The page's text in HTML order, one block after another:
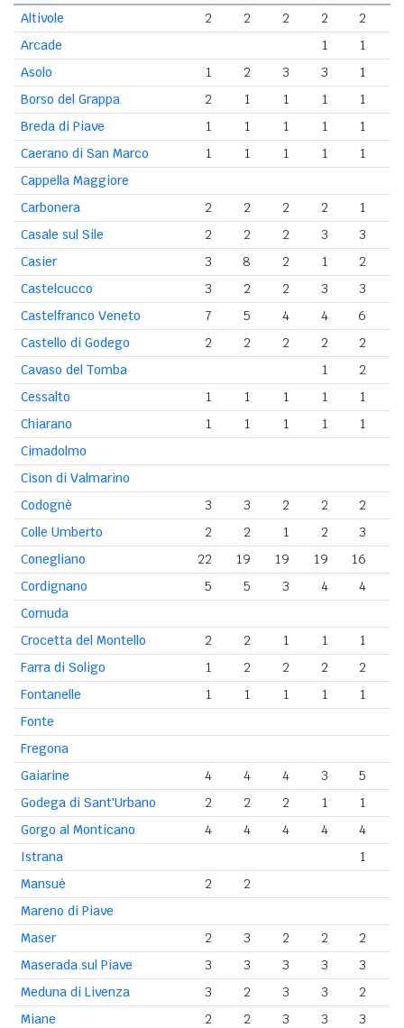
Altivole 2 2 2 2 2
Arcade
1 1
Asolo
1 2 3 3 1
Borso del Grappa
2 1 1 1 1
Breda di Piave
1 1 1 1
1
Caerano di San Marco
1 1 1 1 1
Cappella Maggiore
Carbonera
2 2 2 2 1
Casale sul Sile
2 2 2 3 3
Casier
3 8 2 1 2
Castelcucco
3 2 2 3 3
Castelfranco Veneto
7 5 4 4 6
Castello di Godego
2 2 2 2 2
Cavaso del Tomba
1 2
Cessalto
1 1 1 1 1
Chiarano
1 1 1 1 1
Cimadolmo
Cison di Valmarino
Codognè
3 3 2 2 2
Colle Umberto
2 2 1 2 3
Conegliano
22 19 19 19 16
Cordignano
5 5 3 4 4
Cornuda
Crocetta del Montello
2 2 1 1 1
Farra di Soligo
1 2 2 2 2
Fontanelle
1 1 1 1 1
Fonte
Fregona
Gaiarine
4 4 4 3 5
Godega di Sant'Urbano
2 2 2 1 1
Gorgo al Monticano
4 4 4 4 4
Istrana
1
Mansuè
2
2
Mareno di Piave
Maser
2 3 2 2 2
Maserada sul Piave
3 3 3 3 3
Meduna di Livenza
3 2 3 3 2
Miane
2 2 3 3 3